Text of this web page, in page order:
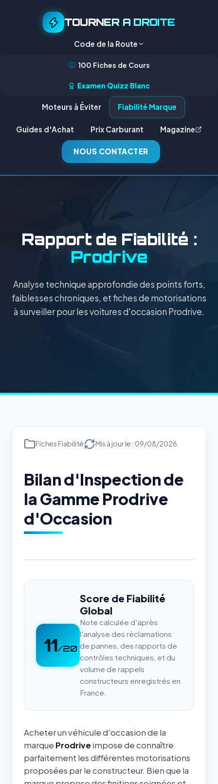
TOURNER A DROITE
Code de la Route
100 Fiches de Cours
Examen Quizz Blanc
Moteurs à Éviter Fiabilité Marque
Guides d'Achat Prix Carburant Magazine
NOUS CONTACTER
Rapport de Fiabilité :
Prodrive
Analyse technique approfondie des points forts,
faiblesses chroniques, et fiches de motorisations
à surveiller pour les voitures d'occasion Prodrive.
Fiches Fiabilité Mis à jour le : 09/08/2026
Bilan d'Inspection de
la Gamme Prodrive
d'Occasion
11/20
Score de Fiabilité
Global
Note calculée d'après
l'analyse des réclamations
de pannes, des rapports de
contrôles techniques, et du
volume de rappels
constructeurs enregistrés en
France.
Acheter un véhicule d'occasion de la
marque Prodrive impose de connaître
parfaitement les différentes motorisations
proposées par le constructeur. Bien que la